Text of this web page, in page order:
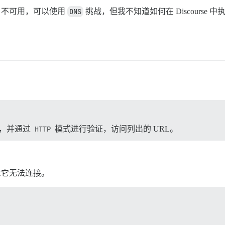
ssl/ics.yhdang.top.cer":
可用，可以使用 DNS 挑战，但我不知道如何在 Discourse 中
并通过 HTTP 模式进行验证，访问列出的 URL。
无法连接。